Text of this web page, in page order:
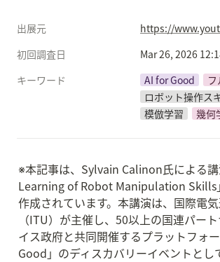
出展元
初回調査日
Mar 26, 2026
キーワード
AI for Good
ロボット操作ス
模倣学習
幾何
※本記事は、Sylvain Calinon氏による
Learning of Robot Manipulation Skills
作成されています。本講演は、国際電
（ITU）が主催し、50以上の国連パー
イス政府と共同開催するプラットフォ
Good」のディスカバリーイベントとし